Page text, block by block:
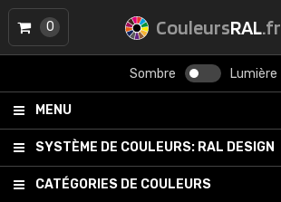
CouleursRAL.fr
Sombre Lumière
MENU
SYSTÈME DE COULEURS: RAL DESIGN
CATÉGORIES DE COULEURS
0